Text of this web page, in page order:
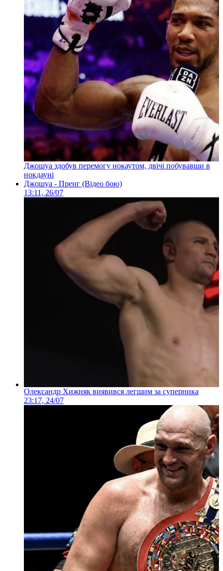
Джошуа здобув перемогу нокаутом, двічі побувавши в
нокдауні
Джошуа - Пренг (Відео бою)
13:11, 26/07
Олександр Хижняк виявився легшим за суперника
23:17, 24/07